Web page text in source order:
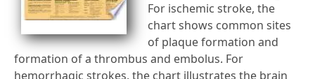
For ischemic stroke, the
chart shows common sites
of plaque formation and
formation of a thrombus and embolus. For
hemorrhagic strokes, the chart illustrates the brain